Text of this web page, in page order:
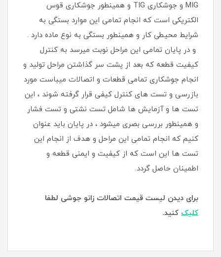
MIG و جوشکاری TIG و همینطور جوشکاری قوس
الکتریکی است که انجام تمامی این موارد بستگی به
شرایط محیطی کار و همینطور بستگی به نوع ماده دارد .
و در پایان تمامی این مراحل نوبت میرسد به کنترل
کیفیت قطعه که بعد از پشت سر گذاشتن مراحل تولید و
انجام جوشکاری تمامی قطعات و اتصالات میباست مورد
بازرسی و تست های کنترل کیفی قرار گرفته شوند ، این
تست ها و آزمایش ها شامل تست نشتی و تست فشار
و همینطور بررسی بصری میشود ، در پایان باید عنوان
کنیم که انجام تمامی این مراحل و هدف از انجام این
تست ها این است که از کیفیت و ایمنی قطعه و
اطمینان حاصل گردد.
برای دیدن لیست قیمت اتصالات زانو جوشی لطفا
کلیک کنید.